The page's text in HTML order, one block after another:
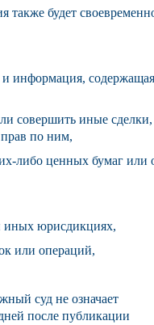
также будет
информация,
совершить иные сделки,
по ним,
либо ценных бумаг или
юрисдикциях,
или операций,
суд не означает
после публикации